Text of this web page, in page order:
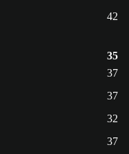
42
35
37
37
32
37